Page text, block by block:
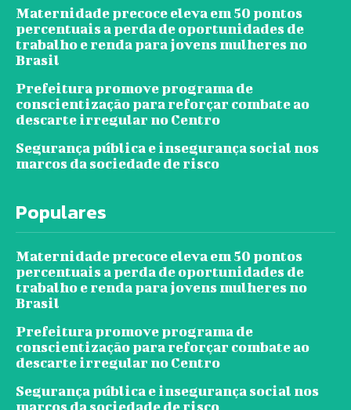
Maternidade precoce eleva em 50 pontos
percentuais a perda de oportunidades de
trabalho e renda para jovens mulheres no
Brasil
Prefeitura promove programa de
conscientização para reforçar combate ao
descarte irregular no Centro
Segurança pública e insegurança social nos
marcos da sociedade de risco
Populares
Maternidade precoce eleva em 50 pontos
percentuais a perda de oportunidades de
trabalho e renda para jovens mulheres no
Brasil
Prefeitura promove programa de
conscientização para reforçar combate ao
descarte irregular no Centro
Segurança pública e insegurança social nos